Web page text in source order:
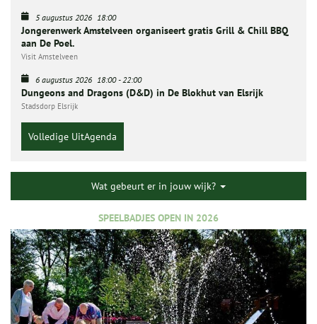
5 augustus 2026 18:00
Jongerenwerk Amstelveen organiseert gratis Grill & Chill BBQ
aan De Poel.
Visit Amstelveen
6 augustus 2026 18:00- 22:00
Dungeons and Dragons (D&D) in De Blokhut van Elsrijk
Stadsdorp Elsrijk
Volledige UitAgenda
Wat gebeurt er in jouw wijk?
SPEELBADJES OPEN IN 2026